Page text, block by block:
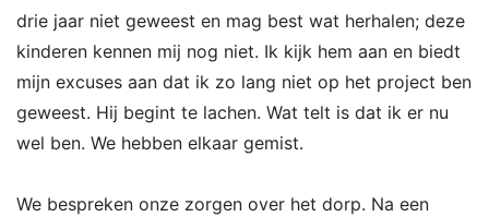
drie jaar niet geweest en mag best wat herhalen; deze
kinderen kennen mij nog niet. Ik kijk hem aan en biedt
mijn excuses aan dat ik zo lang niet op het project ben
geweest. Hij begint te lachen. Wat telt is dat ik er nu
wel ben. We hebben elkaar gemist.
We bespreken onze zorgen over het dorp. Na een